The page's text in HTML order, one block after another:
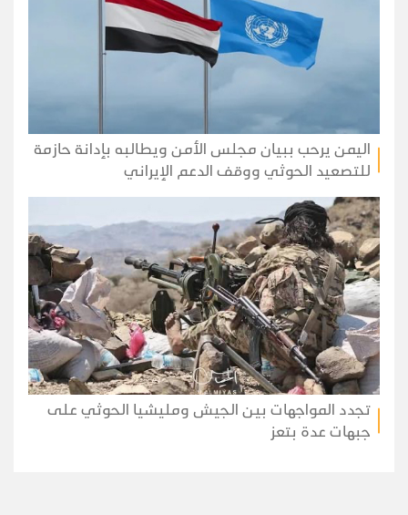
اليمن يرحب ببيان مجلس الأمن ويطالبه بإدانة حازمة
للتصعيد الحوثي ووقف الدعم الإيراني
تجدد المواجهات بين الجيش ومليشيا الحوثي على
جبهات عدة بتعز